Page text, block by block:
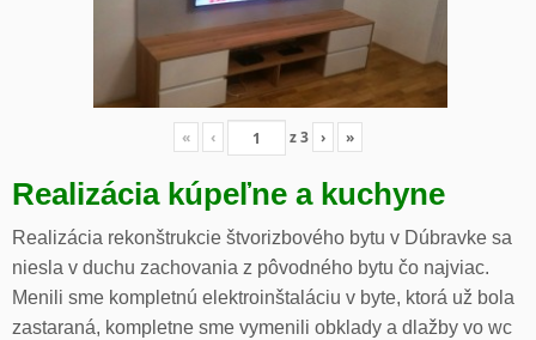
« ‹ z3 › »
Realizácia kúpeľne a kuchyne
Realizácia rekonštrukcie štvorizbového bytu v Dúbravke sa
niesla v duchu zachovania z pôvodného bytu čo najviac.
Menili sme kompletnú elektroinštaláciu v byte, ktorá už bola
zastaraná, kompletne sme vymenili obklady a dlažby vo wc